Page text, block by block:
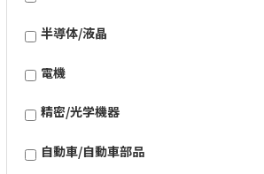
半導体/液晶
電機
精密/光学機器
自動車/自動車部品